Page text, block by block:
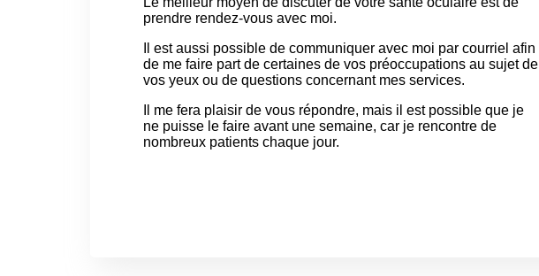
prendre rendez-vous avec moi.
Il est aussi possible de communiquer avec moi par courriel afin
de me faire part de certaines de vos préoccupations au sujet de
vos yeux ou de questions concernant mes services.
Il me fera plaisir de vous répondre, mais il est possible que je
ne puisse le faire avant une semaine, car je rencontre de
nombreux patients chaque jour.